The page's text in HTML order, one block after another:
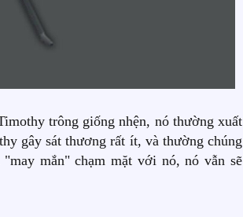
trông giống nhện, nó thường xuất
gây sát thương rất ít, và thường chúng
mắn" chạm mặt với nó, nó vẫn sẽ